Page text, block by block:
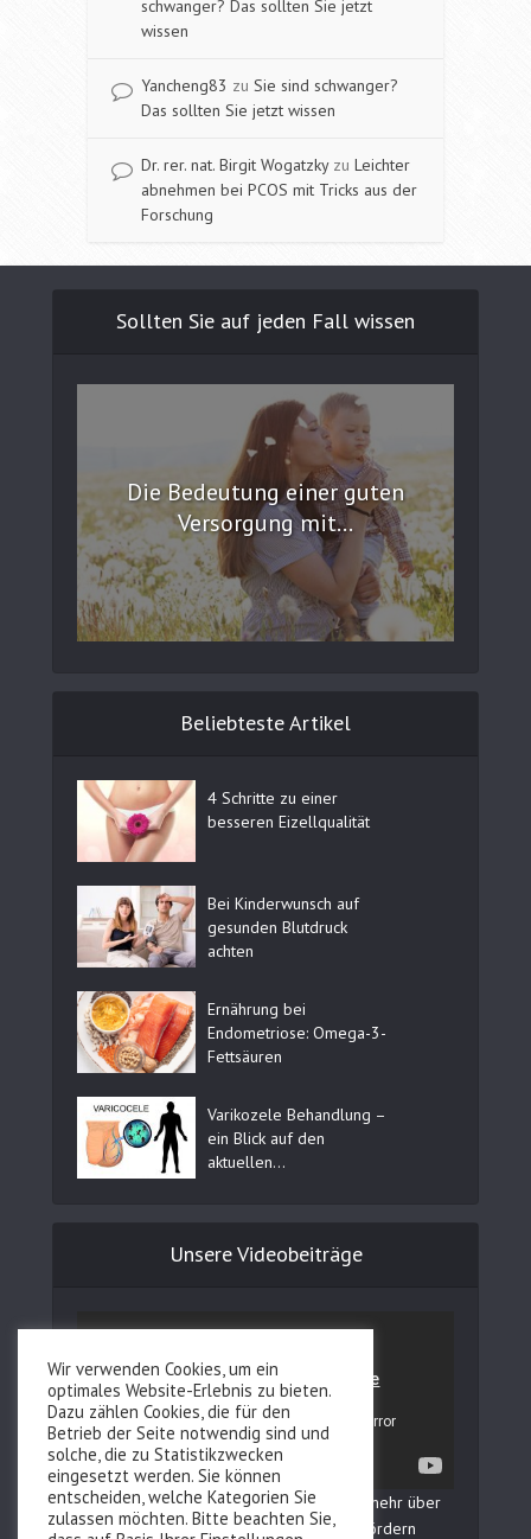
schwanger? Das sollten Sie jetzt
wissen
Yancheng83 zu Sie sind schwanger?
Das sollten Sie jetzt wissen
Dr. rer. nat. Birgit Wogatzkyzu Leichter
abnehmen bei PCOS mit Tricks aus der
Forschung
Sollten Sie auf jeden Fall wissen
Die Bedeutung einer guten
Versorgung mit...
Beliebteste Artikel
4 Schritte zu einer
besseren Eizellqualität
Bei Kinderwunsch auf
gesunden Blutdruck
achten
Ernährung bei
Endometriose: Omega-3-
Fettsäuren
Varikozele Behandlung –
ein Blick auf den
aktuellen...
Unsere Videobeiträge
In unserem YouTube Kanal erfahren Sie mehr über
Fertilovit und wie Sie Ihre Fruchtbarkeit fördern
Wir verwenden Cookies, um ein
optimales Website-Erlebnis zu bieten.
Dazu zählen Cookies, die für den
Betrieb der Seite notwendig sind und
solche, die zu Statistikzwecken
eingesetzt werden. Sie können
entscheiden, welche Kategorien Sie
zulassen möchten. Bitte beachten Sie,